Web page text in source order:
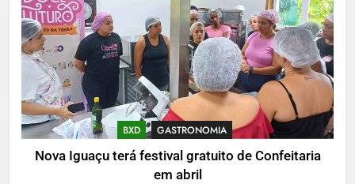
BXD GASTRONOMIA
Nova Iguaçu terá festival gratuito de Confeitaria
em abril